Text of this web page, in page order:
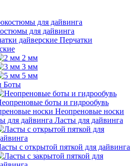
для дайвинга
Перчатки
2 мм
3 мм
5 мм
Боты
боты и гидрообувь
Неопреновые носки
Ласты для дайвинга
с открытой пяткой для дайвинга